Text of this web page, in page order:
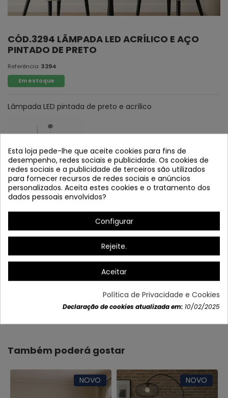
CÓD.3294 LÂMPADA LED ACRÍLICO E AÇO
PINTADO DE PRETO
Referência 3294
Em estoque
Lâmpada LED pintada de preto e acrílico
* Ajustável em cor
Dados do produto
Também poderá gostar
NOVO NOVO
Esta loja pede-lhe que aceite cookies para fins de
desempenho, redes sociais e publicidade. Os cookies de
redes sociais e a publicidade de terceiros são utilizados
para fornecer recursos de redes sociais e anúncios
personalizados. Aceita estes cookies e o tratamento dos
dados pessoais envolvidos?
Configurar
Rejeite.
Aceitar
Política de Privacidade e Cookies
Declaração de cookies atualizada em: 10/02/2025